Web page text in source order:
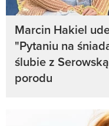
Marcin Hakiel
"Pytaniu na
ślubie z
porodu